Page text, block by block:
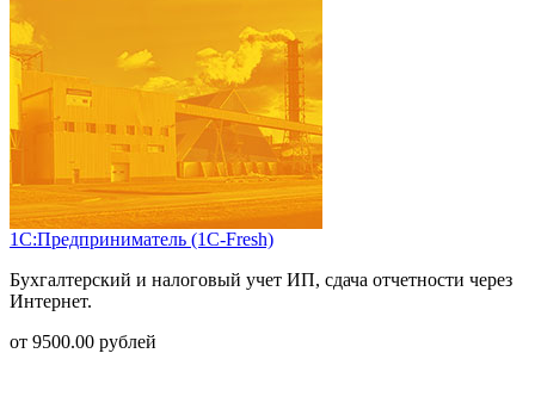
1С:Предприниматель (1С-Fresh)
Бухгалтерский и налоговый учет ИП, сдача отчетности через
Интернет.
от 9500.00 рублей